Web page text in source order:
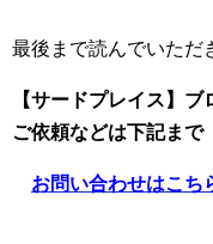
最後まで読んでいただ
【サードプレイス】
ご依頼などは下記まで
お問い合わせはこち